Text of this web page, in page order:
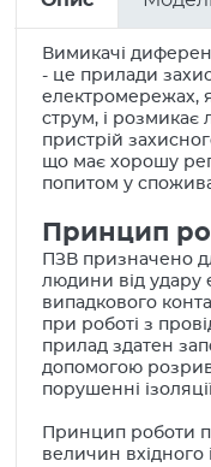
Вимикачі
- це прилади
електромережах,
струм, і розмикає
пристрій
що має хорошу
попитом у
Принцип
ПЗВ призначено
людини від удару
випадкового
при роботі з
прилад здатен
допомогою
порушенні
Принцип роботи
величин вхідного